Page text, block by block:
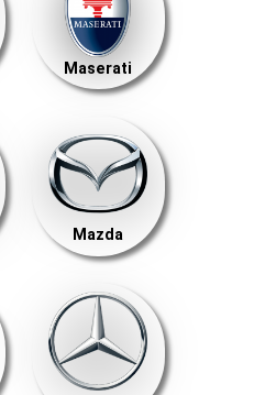
Maserati
Mazda